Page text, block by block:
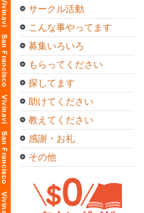
サークル活動
こんな事やってます
募集いろいろ
もらってください
探してます
助けてください
教えてください
感謝・お礼
その他